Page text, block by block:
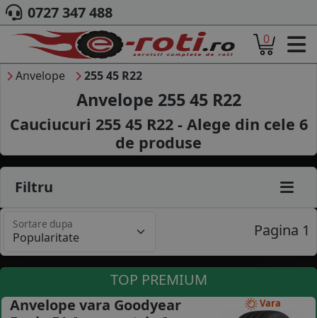
ACASA
DESPRE NOI
ANVELOPE
AUTO
CAMION
MOTO
AGROINDUSTRIALE
MARCA AUTO
B2B - COLABORARE COMPANII
CONTACT
0727 347 488
0
Anvelope 255 45 R22
Anvelope 255 45 R22
Cauciucuri 255 45 R22 - Alege din cele 6
de produse
Filtru
Sortare dupa Pagina 1
TOP PREMIUM
Vara
Anvelope vara Goodyear